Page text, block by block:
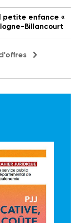
petite enfance «
Billancourt